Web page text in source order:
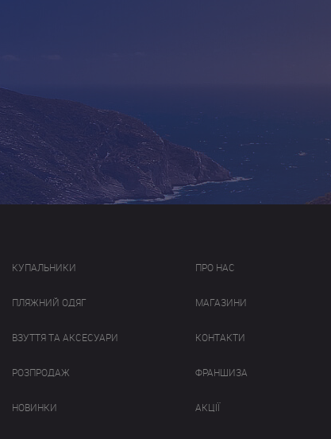
КУПАЛЬНИКИ
ПЛЯЖНИЙ ОДЯГ
ВЗУТТЯ ТА АКСЕСУАРИ
РОЗПРОДАЖ
НОВИНКИ
ПРО НАС
МАГАЗИНИ
КОНТАКТИ
ФРАНШИЗА
АКЦІЇ